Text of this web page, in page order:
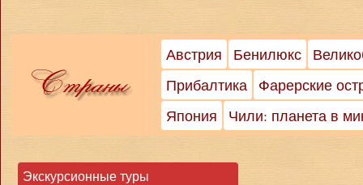
Австрия Бенилюкс
Прибалтика
Фарерские
Япония
Чили: планета в
Экскурсионные туры